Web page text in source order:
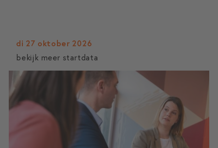
di 27 oktober 2026
bekijk meer startdata